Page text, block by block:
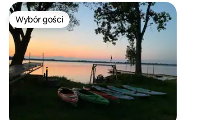
Wybór gości
Wybór gości